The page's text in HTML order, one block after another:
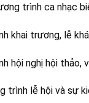
trình ca nhạc
khai trương, lễ
hội nghị hội thảo,
trình lễ hội và sự